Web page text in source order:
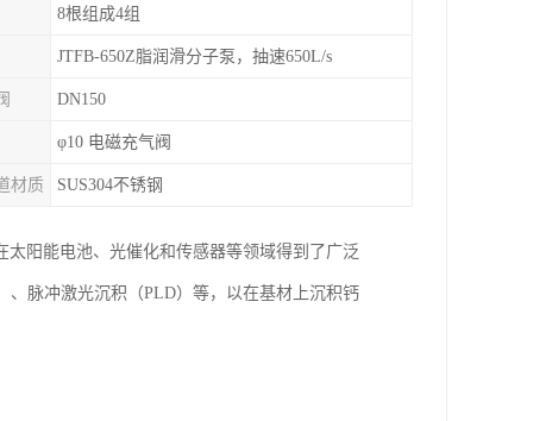
8根组成4组
JTFB-650Z脂润滑分子泵，抽速650L/s
DN150
φ10 电磁充气阀
材质 SUS304不锈钢
阳能电池、光催化和传感器等领域得到了广泛
脉冲激光沉积（PLD）等，以在基材上沉积钙